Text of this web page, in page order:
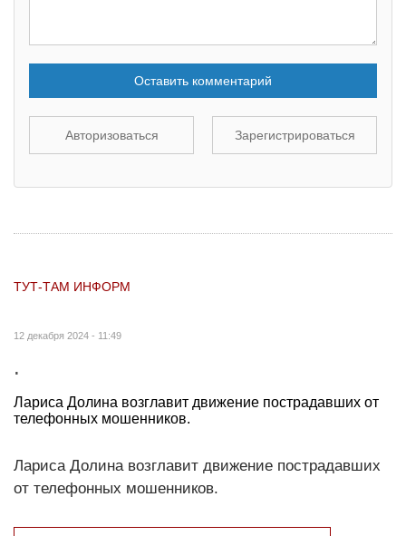
Оставить комментарий
Авторизоваться Зарегистрироваться
ТУТ-ТАМ ИНФОРМ
12 декабря 2024 - 11:49
.
Лариса Долина возглавит движение пострадавших от
телефонных мошенников.
Лариса Долина возглавит движение пострадавших
от телефонных мошенников.